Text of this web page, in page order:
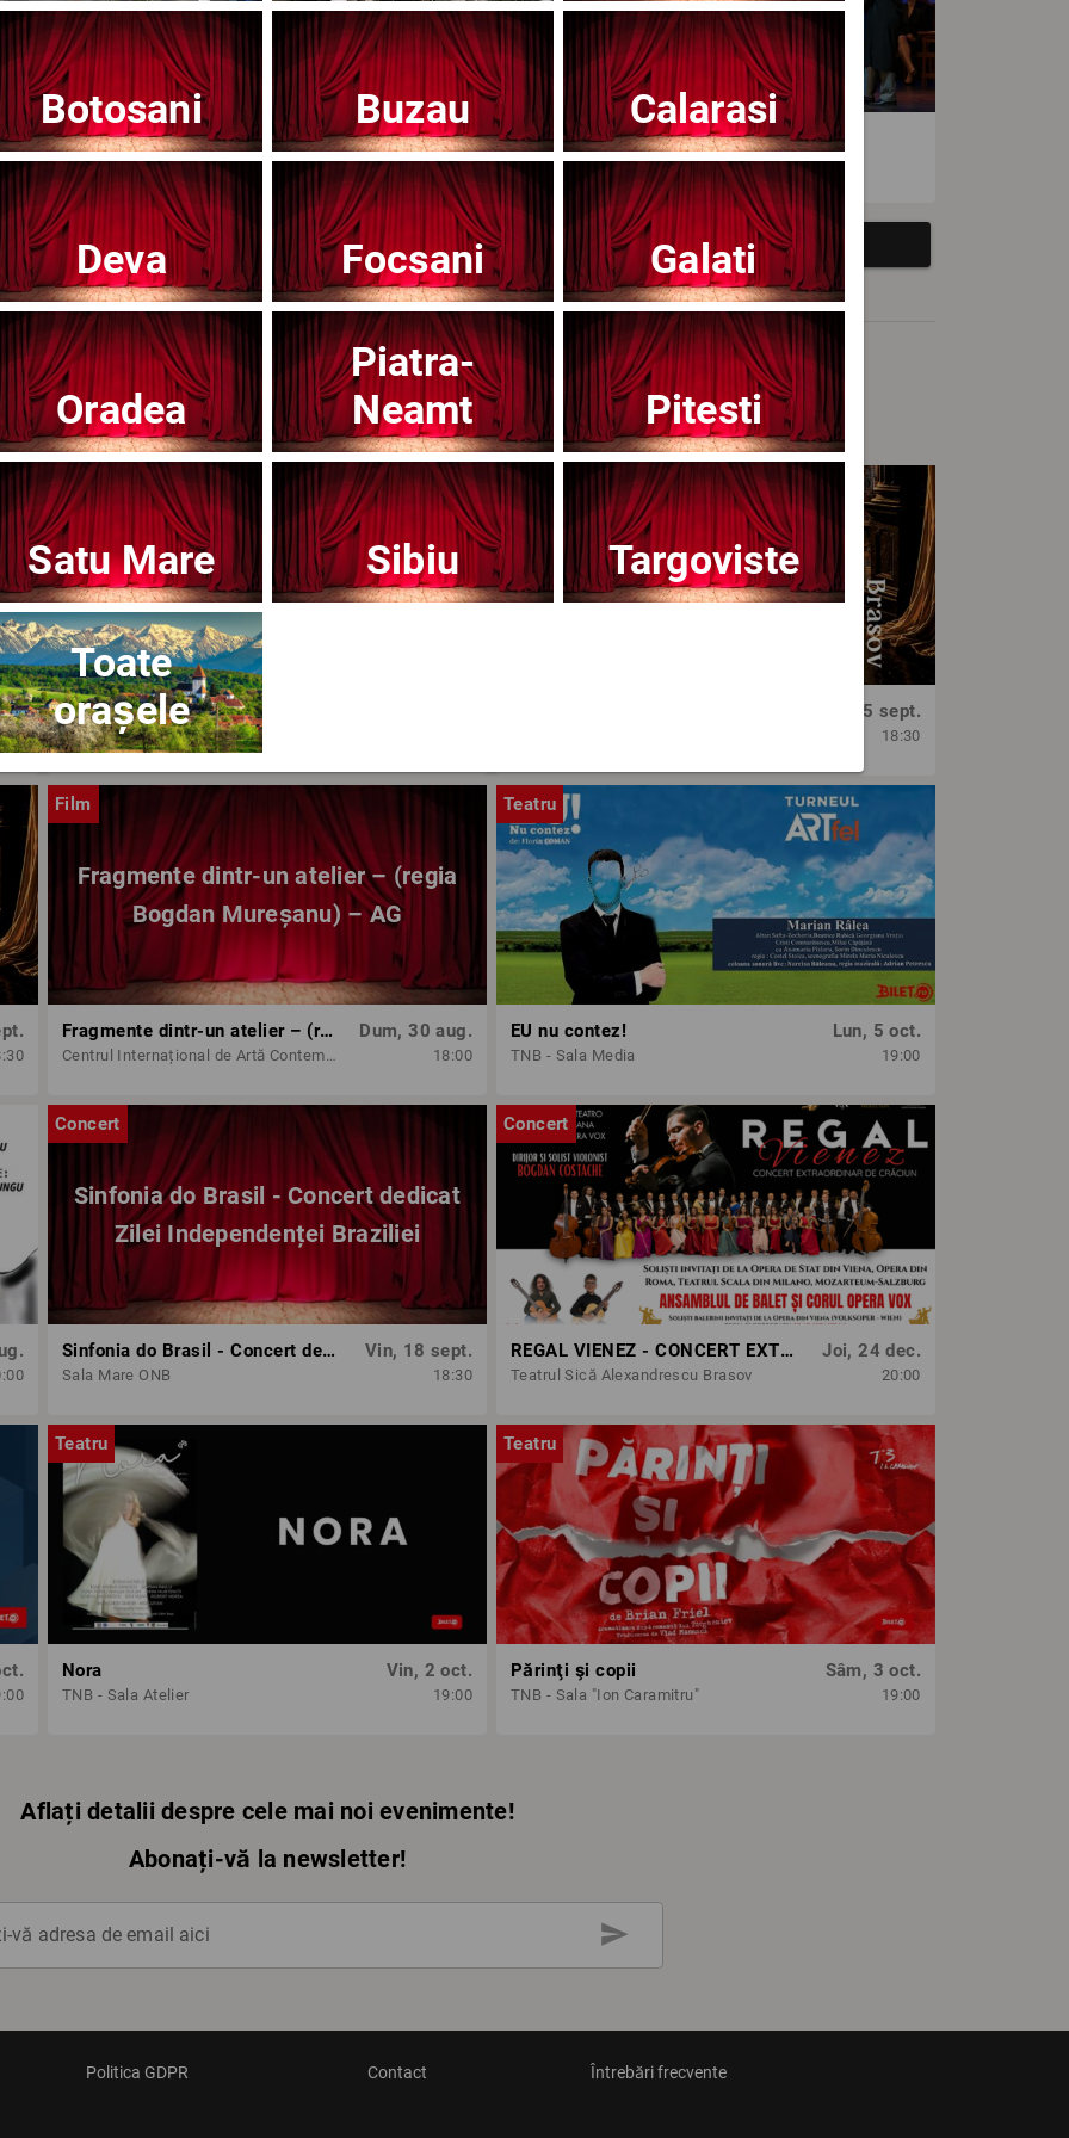
Teatrul Mic - Stagiunea 2025-2026 Teatrul Avangardia
Afisați mai multe evenimente
Noutăți
Concert
Opera Brasov
Concert
Sâm, 5 sept.
18:30
Film
Fragmente dintr-un atelier – (regia
Bogdan Mureșanu) – AG
Fragmente dintr-un atelier – (regia Bogdan Mureșanu) – AG
Centrul Internațional de Artă Contemporană - Baia Turcească Iași
Dum, 30 aug.
18:00
Teatru
EU nu contez!
TNB - Sala Media
Lun, 5 oct.
19:00
Concert
Sinfonia do Brasil - Concert dedicat
Zilei Independenței Braziliei
Sinfonia do Brasil - Concert dedicat Zilei Independenței Braziliei
Sala Mare ONB
Vin, 18 sept.
18:30
Concert
REGAL VIENEZ - CONCERT EXTRAORDINAR DE CRACIUN | BRASOV
Teatrul Sică Alexandrescu Brasov
Joi, 24 dec.
20:00
Teatru
Nora
TNB - Sala Atelier
Vin, 2 oct.
19:00
Teatru
Părinţi şi copii
TNB - Sala "Ion Caramitru"
Sâm, 3 oct.
19:00
Aflați detalii despre cele mai noi evenimente!
Abonați-vă la newsletter!
vă adresa de email aici send
Politica GDPR Contact Întrebări frecvente
Botosani Buzau Calarasi
Deva Focsani Galati
Oradea
Piatra-
Neamt
Pitesti
Satu Mare Sibiu Targoviste
Toate
orașele